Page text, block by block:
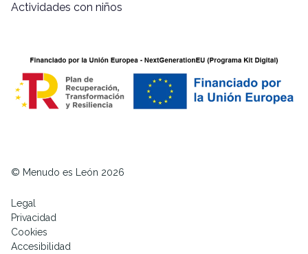
Actividades con niños
© Menudo es León 2026
Legal
Privacidad
Cookies
Accesibilidad